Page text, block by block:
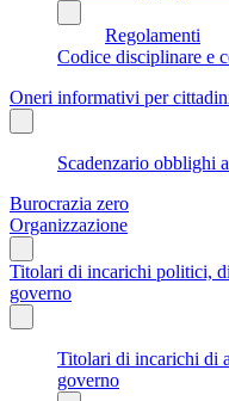
Regolamenti
Codice disciplinare e
Oneri informativi per
Scadenzario obblighi
Burocrazia zero
Organizzazione
Titolari di incarichi politici,
governo
Titolari di incarichi di
governo